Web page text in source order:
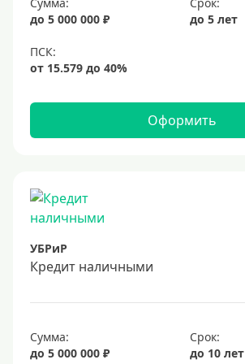
15000 руб
18000 руб
20 тысяч
30 тысяч
40000 руб
60000 руб
70000 руб
80000 руб
120000 руб
до 5 000 000 ₽
до 5 лет
Оформить
УБРиР
Кредит наличными
Сумма:
до 5 000 000 ₽
Срок:
до 10 лет